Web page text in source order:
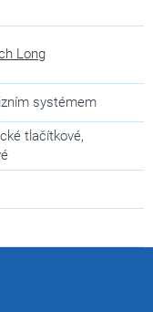
Long
systémem
tlačítkové,